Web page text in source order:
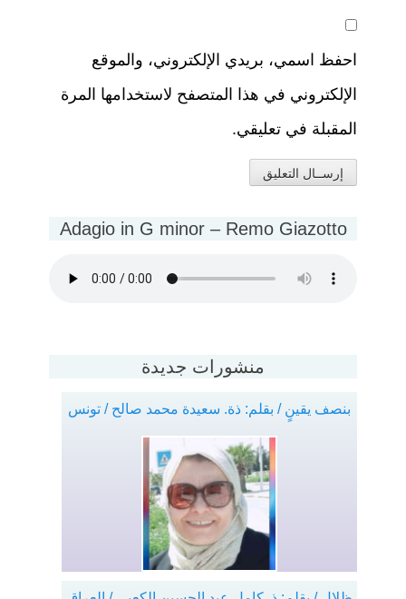
احفظ اسمي، بريدي الإلكتروني، والموقع
الإلكتروني في هذا المتصفح لاستخدامها المرة
المقبلة في تعليقي.
Adagio in G minor – Remo Giazotto
منشورات جديدة
بنصف يقينٍ / بقلم: ذة. سعيدة محمد صالح / تونس